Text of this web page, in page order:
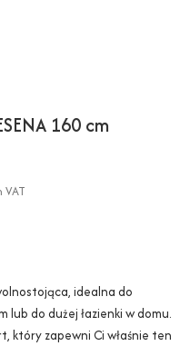
160 cm
idealna do
lub do dużej łazienki w domu.
który zapewni Ci właśnie ten